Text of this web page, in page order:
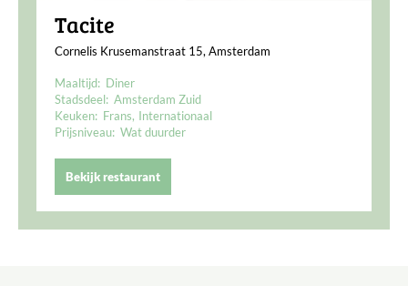
Tacite
Cornelis Krusemanstraat 15, Amsterdam
Maaltijd: Diner
Stadsdeel: Amsterdam Zuid
Keuken: Frans Internationaal
Prijsniveau: Wat duurder
Bekijk restaurant